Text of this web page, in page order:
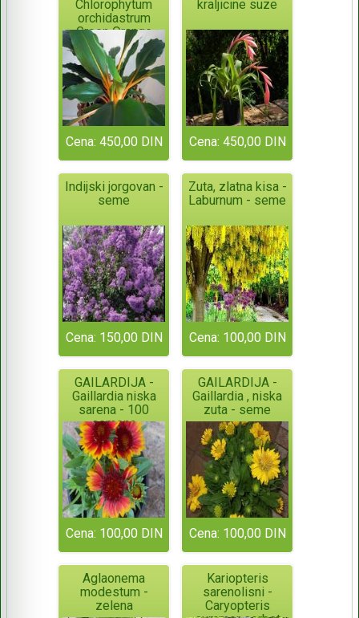
Chlorophytum
orchidastrum
Green Orange
Cena: 450,00 DIN
kraljicine suze
Cena: 450,00 DIN
Indijski jorgovan -
seme
Cena: 150,00 DIN
Zuta, zlatna kisa -
Laburnum - seme
Cena: 100,00 DIN
GAILARDIJA -
Gaillardia niska
sarena - 100
semena
Cena: 100,00 DIN
GAILARDIJA -
Gaillardia , niska
zuta - seme
Cena: 100,00 DIN
Aglaonema
modestum -
zelena
Kariopteris
sarenolisni -
Caryopteris